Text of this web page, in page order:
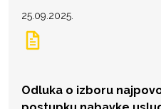
25.09.2025.
Odluka o izboru